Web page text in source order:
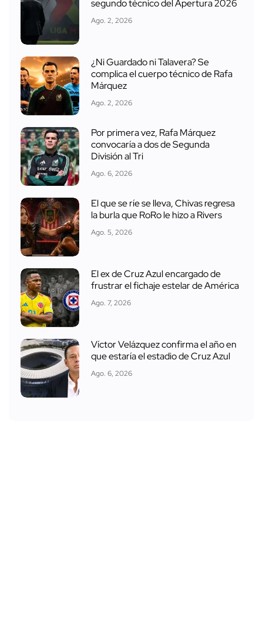
segundo técnico del Apertura 2026
Ago. 2, 2026
¿Ni Guardado ni Talavera? Se
complica el cuerpo técnico de Rafa
Márquez
Ago. 2, 2026
Por primera vez, Rafa Márquez
convocaría a dos de Segunda
División al Tri
Ago. 6, 2026
El que se ríe se lleva, Chivas regresa
la burla que RoRo le hizo a Rivers
Ago. 5, 2026
El ex de Cruz Azul encargado de
frustrar el fichaje estelar de América
Ago. 7, 2026
Víctor Velázquez confirma el año en
que estaría el estadio de Cruz Azul
Ago. 6, 2026